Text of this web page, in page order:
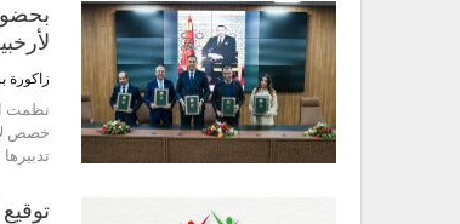
زاكورة
نظمت
خصص